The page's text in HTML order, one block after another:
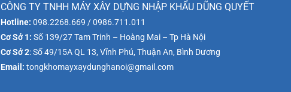
CÔNG TY TNHH MÁY XÂY DỰNG NHẬP KHẨU DŨNG QUYẾT
Hotline: 098.2268.669 / 0986.711.011
Cơ Sở 1: Số 139/27 Tam Trinh – Hoàng Mai – Tp Hà Nội
Cơ Sở 2: Số 49/15A QL 13, Vĩnh Phú, Thuận An, Bình Dương
Email: tongkhomayxaydunghanoi@gmail.com